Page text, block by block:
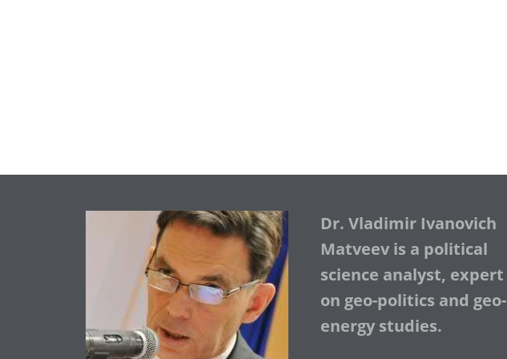
Dr. Vladimir Ivanovich
Matveev is a political
science analyst, expert
on geo-politics and geo-
energy studies.